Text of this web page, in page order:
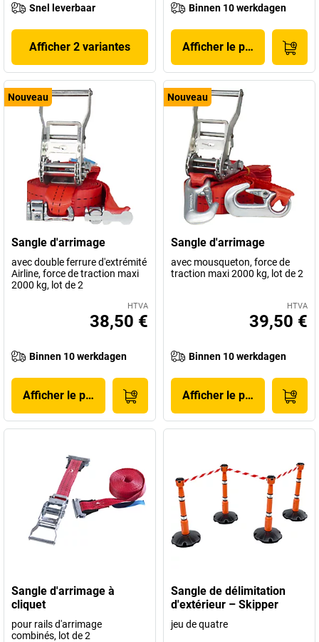
Snel leverbaar
Afficher 2 variantes
Binnen 10 werkdagen
Afficher le produit
Nouveau
Sangle d'arrimage
avec double ferrure d'extrémité
Airline, force de traction maxi
2000 kg, lot de 2
HTVA
38,50 €
Binnen 10 werkdagen
Afficher le produit
Nouveau
Sangle d'arrimage
avec mousqueton, force de
traction maxi 2000 kg, lot de 2
HTVA
39,50 €
Binnen 10 werkdagen
Afficher le produit
Sangle d'arrimage à
cliquet
pour rails d'arrimage
combinés, lot de 2
Sangle de délimitation
d'extérieur – Skipper
jeu de quatre